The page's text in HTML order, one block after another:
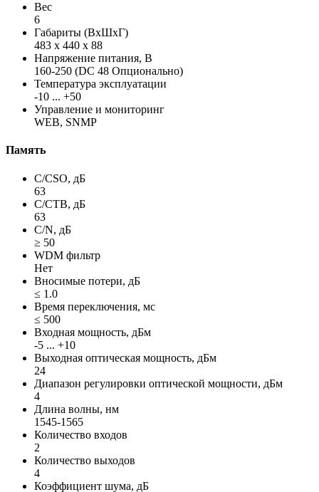
Вес
6
Габариты (ВхШхГ)
483 x 440 x 88
Напряжение питания, В
160-250 (DC 48 Опционально)
Температура эксплуатации
-10 ... +50
Управление и мониторинг
WEB, SNMP
Память
C/CSO, дБ
63
C/CTB, дБ
63
C/N, дБ
≥ 50
WDM фильтр
Нет
Вносимые потери, дБ
≤ 1.0
Время переключения, мс
≤ 500
Входная мощность, дБм
-5 ... +10
Выходная оптическая мощность, дБм
24
Диапазон регулировки оптической мощности, дБм
4
Длина волны, нм
1545-1565
Количество входов
2
Количество выходов
4
Коэффициент шума, дБ